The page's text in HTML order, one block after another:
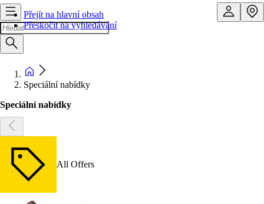
Přejít na hlavní obsah
Přeskočit na vyhledávání
Speciální nabídky
Speciální nabídky
All Offers